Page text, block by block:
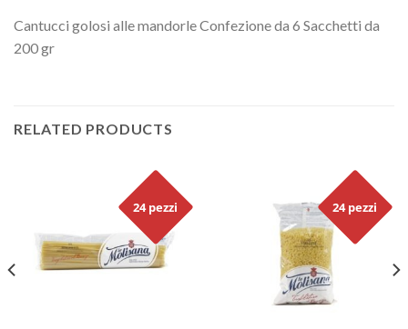
Cantucci golosi alle mandorle Confezione da 6 Sacchetti da
200 gr
RELATED PRODUCTS
24 pezzi 24 pezzi